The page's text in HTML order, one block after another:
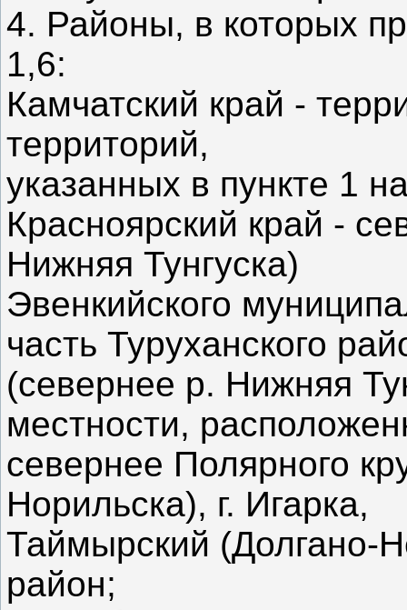
4. Районы, в которых
1,6:
Камчатский край -
территорий,
указанных в пункте 1
Красноярский край -
Нижняя Тунгуска)
Эвенкийского
часть Туруханского
(севернее р. Нижняя
местности,
севернее Полярного
Норильска), г. Игарка,
Таймырский (Долгано-
район;